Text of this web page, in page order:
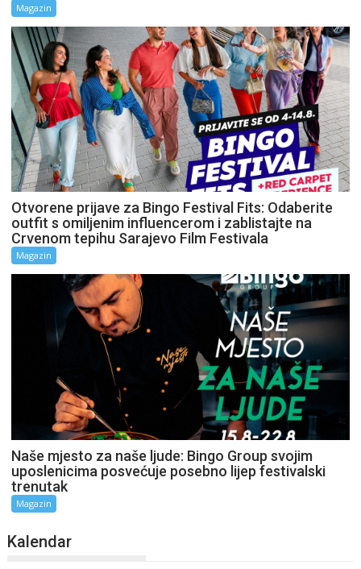
Magazin
Otvorene prijave za Bingo Festival Fits: Odaberite
outfit s omiljenim influencerom i zablistajte na
Crvenom tepihu Sarajevo Film Festivala
Magazin
Naše mjesto za naše ljude: Bingo Group svojim
uposlenicima posvećuje posebno lijep festivalski
trenutak
Magazin
Kalendar